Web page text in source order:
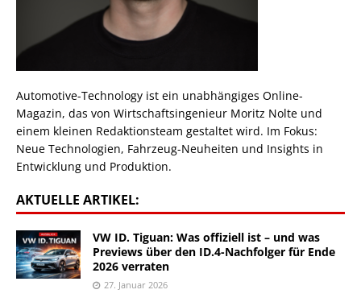
Automotive-Technology ist ein unabhängiges Online-
Magazin, das von Wirtschaftsingenieur Moritz Nolte und
einem kleinen Redaktionsteam gestaltet wird. Im Fokus:
Neue Technologien, Fahrzeug-Neuheiten und Insights in
Entwicklung und Produktion.
AKTUELLE ARTIKEL:
VW ID. Tiguan: Was offiziell ist – und was
Previews über den ID.4-Nachfolger für Ende
2026 verraten
27. Januar 2026